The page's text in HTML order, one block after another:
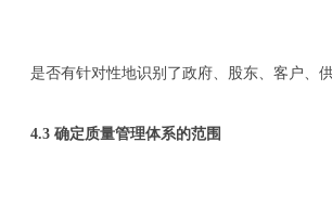
是否有针对性地识别了政府、股东、客户、
4.3 确定质量管理体系的范围